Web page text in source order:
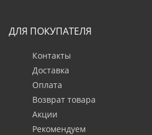
ДЛЯ ПОКУПАТЕЛЯ
Контакты
Доставка
Оплата
Возврат товара
Акции
Рекомендуем